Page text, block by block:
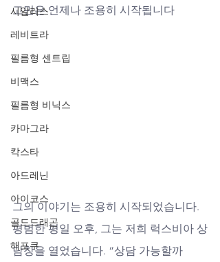
시알리스
레비트라
필름형 센트립
비맥스
필름형 비닉스
카마그라
칵스타
아드레닌
아이코스
골드드래곤
해포쿠
고민은 언제나 조용히 시작됩니다
그의 이야기는 조용히 시작되었습니다.
평범한 평일 오후, 그는 저희 럭스비아 상
담창을 열었습니다. “상담 가능할까